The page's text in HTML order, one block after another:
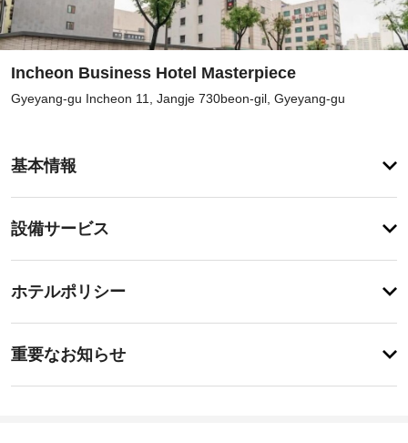
Incheon Business Hotel Masterpiece
Gyeyang-gu Incheon 11, Jangje 730beon-gil, Gyeyang-gu
基本情報
録
が
ま
ん
設備サービス
録
あ
ま
ホテルポリシー
録
が
ま
ん
重要なお知らせ
に
あ